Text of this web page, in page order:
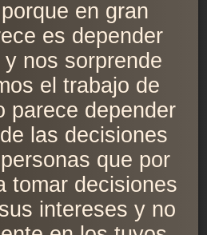
en gran
es depender
nos sorprende
el trabajo de
parece depender
las decisiones
que por
tomar decisiones
intereses y no